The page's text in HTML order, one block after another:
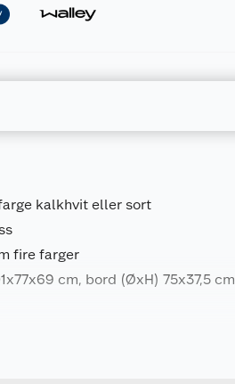
kalkhvit eller sort
fire farger
cm, bord (ØxH) 75x37,5 cm